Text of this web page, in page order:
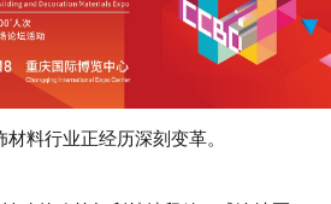
料行业正经历深刻变革。